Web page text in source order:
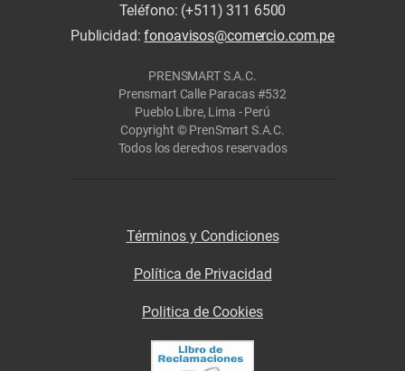
Teléfono: (+511) 311 6500
Publicidad:fonoavisos@comercio.com.pe
PRENSMART S.A.C.
Prensmart Calle Paracas #532
Pueblo Libre, Lima - Perú
Copyright © PrenSmart S.A.C.
Todos los derechos reservados
Términos y Condiciones
Política de Privacidad
Politica de Cookies